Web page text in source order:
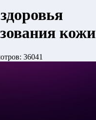
кожи
36041